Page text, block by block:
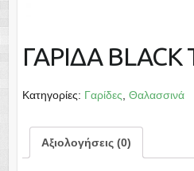
ΓΑΡΙΔΑ BLACK
Κατηγορίες: Γαρίδες Θαλασσινά
Αξιολογήσεις (0)